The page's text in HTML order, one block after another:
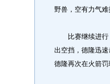
野兽，空有力气难
比赛继续进行，
出空挡，德隆迅
德隆再次在火箭罚